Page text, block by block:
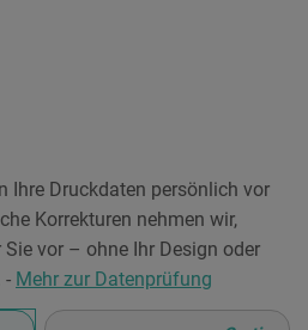
Ihre Druckdaten persönlich vor
Korrekturen nehmen wir,
vor – ohne Ihr Design oder
- Mehr zur Datenprüfung